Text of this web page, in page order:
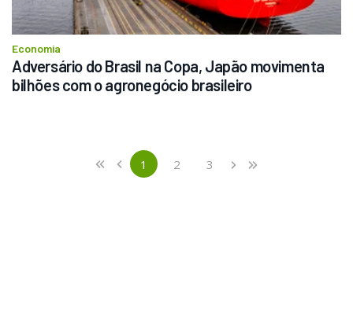
Economia
Adversário do Brasil na Copa, Japão movimenta
bilhões com o agronegócio brasileiro
«
First ‹
Previous 1(current)
2 3 ›
Next
»
Last